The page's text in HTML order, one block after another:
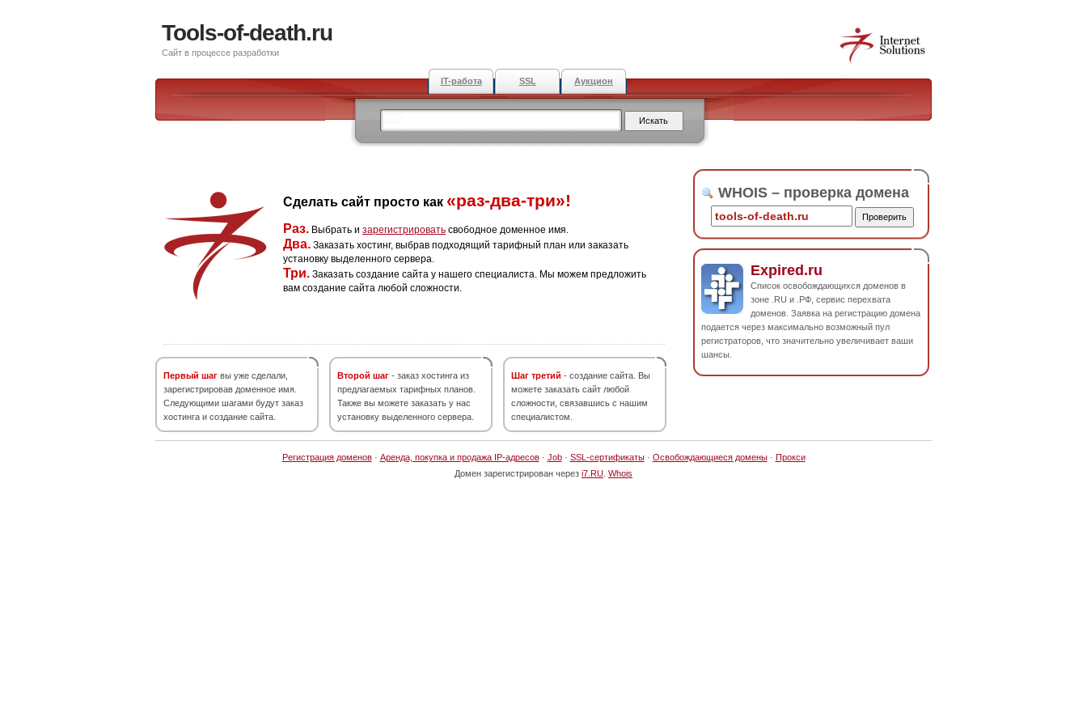
Tools-of-death.ru
Сайт в процессе разработки
IT-работа SSL Аукцион
Сделать сайт просто как «раз-два-три»!
Раз. Выбрать и зарегистрировать свободное доменное имя.
Два. Заказать хостинг, выбрав подходящий тарифный план или заказать
установку выделенного сервера.
Три. Заказать создание сайта у нашего специалиста. Мы можем предложить
вам создание сайта любой сложности.
Первый шаг вы уже сделали,
зарегистрировав доменное имя.
Следующими шагами будут заказ
хостинга и создание сайта.
Второй шаг - заказ хостинга из
предлагаемых тарифных планов.
Также вы можете заказать у нас
установку выделенного сервера.
Шаг третий - создание сайта. Вы
можете заказать сайт любой
сложности, связавшись с нашим
специалистом.
WHOIS – проверка домена
Expired.ru
Список освобождающихся доменов в
зоне .RU и .РФ, сервис перехвата
доменов. Заявка на регистрацию домена
подается через максимально возможный пул
регистраторов, что значительно увеличивает ваши
шансы.
Регистрация доменов· Аренда, покупка и продажа IP-адресов· Job· SSL-сертификаты· Освобождающиеся домены· Прокси
Домен зарегистрирован через i7.RU Whois